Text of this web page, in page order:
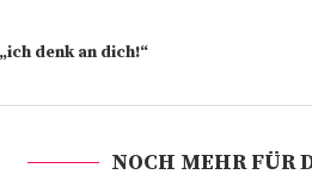
denk an dich!“
NOCH MEHR FÜR